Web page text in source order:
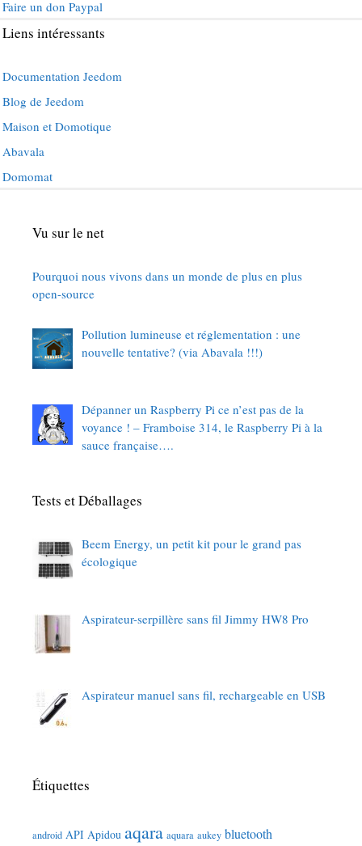
Faire un don Paypal
Liens intéressants
Documentation Jeedom
Blog de Jeedom
Maison et Domotique
Abavala
Domomat
Vu sur le net
Pourquoi nous vivons dans un monde de plus en plus
open-source
Pollution lumineuse et réglementation : une
nouvelle tentative? (via Abavala !!!)
Dépanner un Raspberry Pi ce n’est pas de la
voyance ! – Framboise 314, le Raspberry Pi à la
sauce française….
Tests et Déballages
Beem Energy, un petit kit pour le grand pas
écologique
Aspirateur-serpillère sans fil Jimmy HW8 Pro
Aspirateur manuel sans fil, rechargeable en USB
Étiquettes
android API Apidou aqara aquara aukey bluetooth